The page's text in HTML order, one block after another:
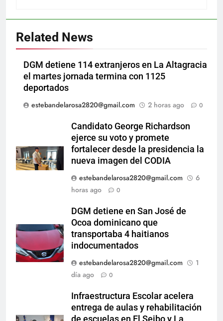
Related News
DGM detiene 114 extranjeros en La Altagracia
el martes jornada termina con 1125
deportados
estebandelarosa2820@gmail.com
2 horas ago 0
Candidato George Richardson
ejerce su voto y promete
fortalecer desde la presidencia la
nueva imagen del CODIA
estebandelarosa2820@gmail.com
6
horas ago
0
DGM detiene en San José de
Ocoa dominicano que
transportaba 4 haitianos
indocumentados
estebandelarosa2820@gmail.com
1
día ago
0
Infraestructura Escolar acelera
entrega de aulas y rehabilitación
de escuelas en El Seibo y La